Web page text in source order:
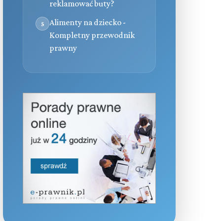
reklamować buty?
5
Alimenty na dziecko -
Kompletny przewodnik
prawny